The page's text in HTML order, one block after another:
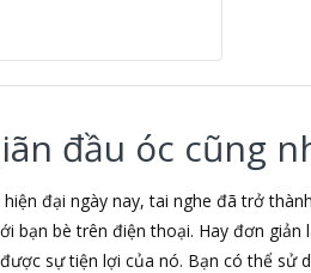
Speaker
đầu óc cũng
hiện đại ngày nay, tai nghe đã trở
bạn bè trên điện thoại. Hay đơn
sự tiện lợi của nó. Bạn có thể sử